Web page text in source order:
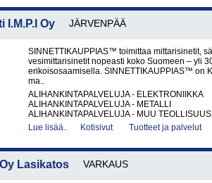
I.M.P.I Oy JÄRVENPÄÄ
SINNETTIKAUPPIAS™ toimittaa mittarisinetit,
vesimittarisinetit nopeasti koko Suomeen – yli
erikoisosaamisella. SINNETTIKAUPPIAS™ on
ma..
ALIHANKINTAPALVELUJA - ELEKTRONIIKKA
ALIHANKINTAPALVELUJA - METALLI
ALIHANKINTAPALVELUJA - MUU
Lue lisää..
Kotisivut Tuotteet ja palvelut
Lasikatos VARKAUS